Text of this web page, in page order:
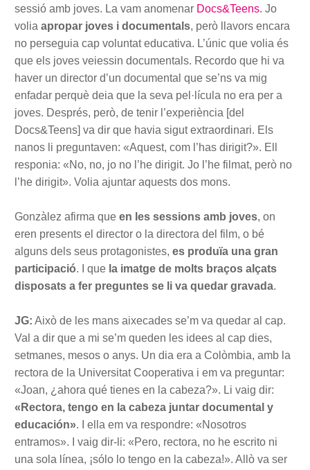
sessió amb joves. La vam anomenar Docs&Teens. Jo
volia apropar joves i documentals, però llavors encara
no perseguia cap voluntat educativa. L’únic que volia és
que els joves veiessin documentals. Recordo que hi va
haver un director d’un documental que se’ns va mig
enfadar perquè deia que la seva pel·lícula no era per a
joves. Després, però, de tenir l’experiència [del
Docs&Teens] va dir que havia sigut extraordinari. Els
nanos li preguntaven: «Aquest, com l’has dirigit?». Ell
responia: «No, no, jo no l’he dirigit. Jo l’he filmat, però no
l’he dirigit». Volia ajuntar aquests dos mons.
Gonzàlez afirma que en les sessions amb joves, on
eren presents el director o la directora del film, o bé
alguns dels seus protagonistes, es produïa una gran
participació. I que la imatge de molts braços alçats
disposats a fer preguntes se li va quedar gravada.
JG: Això de les mans aixecades se’m va quedar al cap.
Val a dir que a mi se’m queden les idees al cap dies,
setmanes, mesos o anys. Un dia era a Colòmbia, amb la
rectora de la Universitat Cooperativa i em va preguntar:
«Joan, ¿ahora qué tienes en la cabeza?». Li vaig dir:
«Rectora, tengo en la cabeza juntar documental y
educación». I ella em va respondre: «Nosotros
entramos». I vaig dir-li: «Pero, rectora, no he escrito ni
una sola línea, ¡sólo lo tengo en la cabeza!». Allò va ser